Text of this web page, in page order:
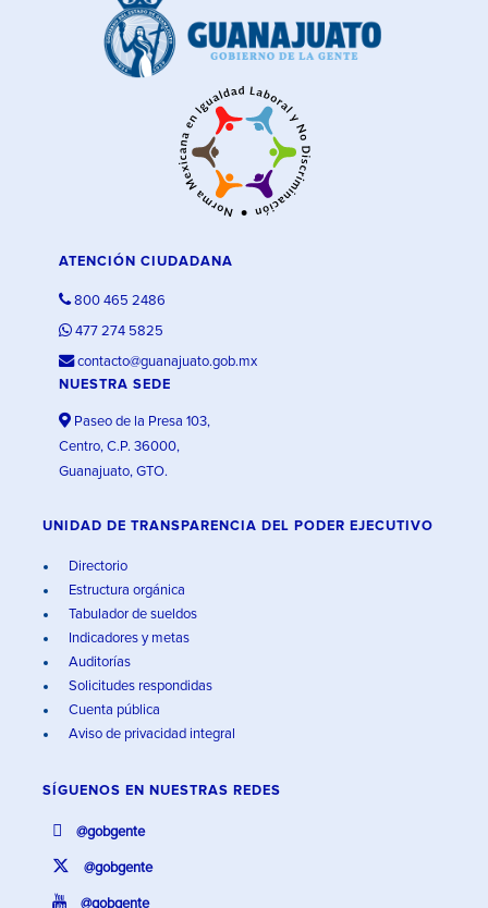
ATENCIÓN CIUDADANA
800 465 2486
477 274 5825
contacto@guanajuato.gob.mx
NUESTRA SEDE
Paseo de la Presa 103,
Centro, C.P. 36000,
Guanajuato, GTO.
UNIDAD DE TRANSPARENCIA DEL PODER EJECUTIVO
Directorio
Estructura orgánica
Tabulador de sueldos
Indicadores y metas
Auditorías
Solicitudes respondidas
Cuenta pública
Aviso de privacidad integral
SÍGUENOS EN NUESTRAS REDES
@gobgente
@gobgente
@gobgente